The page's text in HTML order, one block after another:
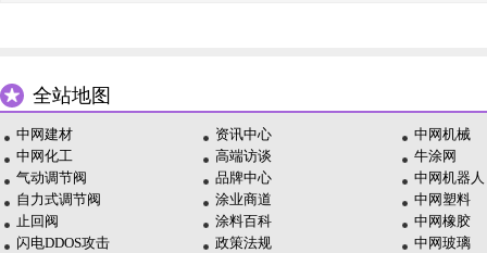
全站地图
中网建材
中网化工
气动调节阀
自力式调节阀
止回阀
闪电DDOS攻击
资讯中心
高端访谈
品牌中心
涂业商道
涂料百科
政策法规
中网机械
牛涂网
中网机器人
中网塑料
中网橡胶
中网玻璃